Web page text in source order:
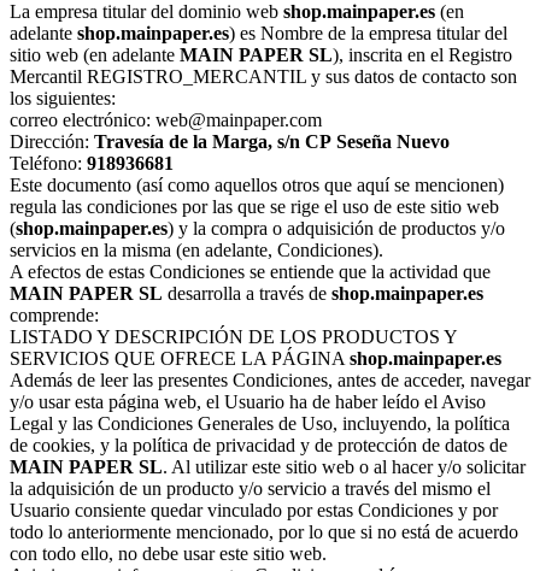
La empresa titular del dominio web shop.mainpaper.es (en
adelante shop.mainpaper.es) es Nombre de la empresa titular del
sitio web (en adelante MAIN PAPER SL), inscrita en el Registro
Mercantil REGISTRO_MERCANTIL y sus datos de contacto son
los siguientes:
correo electrónico: web@mainpaper.com
Dirección: Travesía de la Marga, s/n CP Seseña Nuevo
Teléfono: 918936681
Este documento (así como aquellos otros que aquí se mencionen)
regula las condiciones por las que se rige el uso de este sitio web
(shop.mainpaper.es) y la compra o adquisición de productos y/o
servicios en la misma (en adelante, Condiciones).
A efectos de estas Condiciones se entiende que la actividad que
MAIN PAPER SL desarrolla a través de shop.mainpaper.es
comprende:
LISTADO Y DESCRIPCIÓN DE LOS PRODUCTOS Y
SERVICIOS QUE OFRECE LA PÁGINA shop.mainpaper.es
Además de leer las presentes Condiciones, antes de acceder, navegar
y/o usar esta página web, el Usuario ha de haber leído el Aviso
Legal y las Condiciones Generales de Uso, incluyendo, la política
de cookies, y la política de privacidad y de protección de datos de
MAIN PAPER SL. Al utilizar este sitio web o al hacer y/o solicitar
la adquisición de un producto y/o servicio a través del mismo el
Usuario consiente quedar vinculado por estas Condiciones y por
todo lo anteriormente mencionado, por lo que si no está de acuerdo
con todo ello, no debe usar este sitio web.